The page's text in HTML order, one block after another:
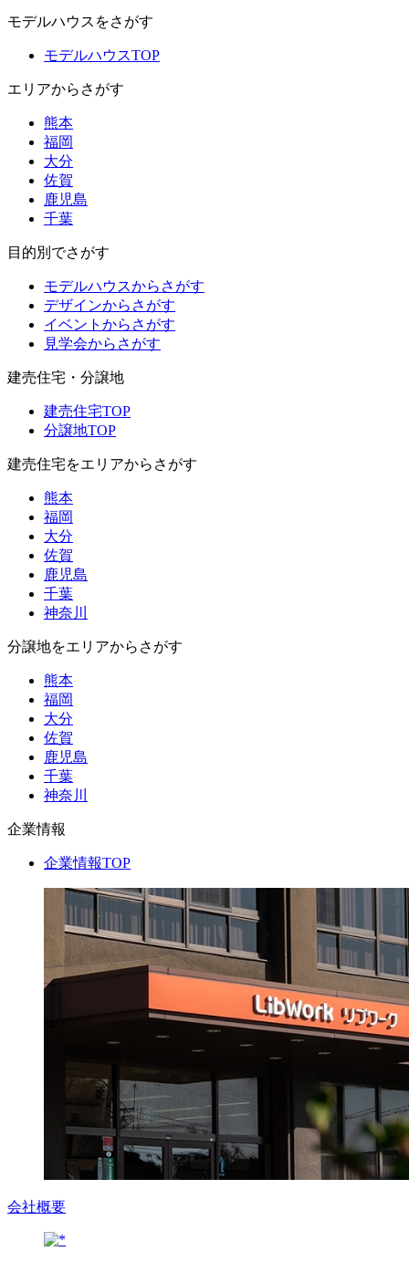
モデルハウスをさがす
モデルハウスTOP
エリアからさがす
熊本
福岡
大分
佐賀
鹿児島
千葉
目的別でさがす
モデルハウスからさがす
デザインからさがす
イベントからさがす
見学会からさがす
建売住宅・分譲地
建売住宅TOP
分譲地TOP
建売住宅をエリアからさがす
熊本
福岡
大分
佐賀
鹿児島
千葉
神奈川
分譲地をエリアからさがす
熊本
福岡
大分
佐賀
鹿児島
千葉
神奈川
企業情報
企業情報TOP
会社概要